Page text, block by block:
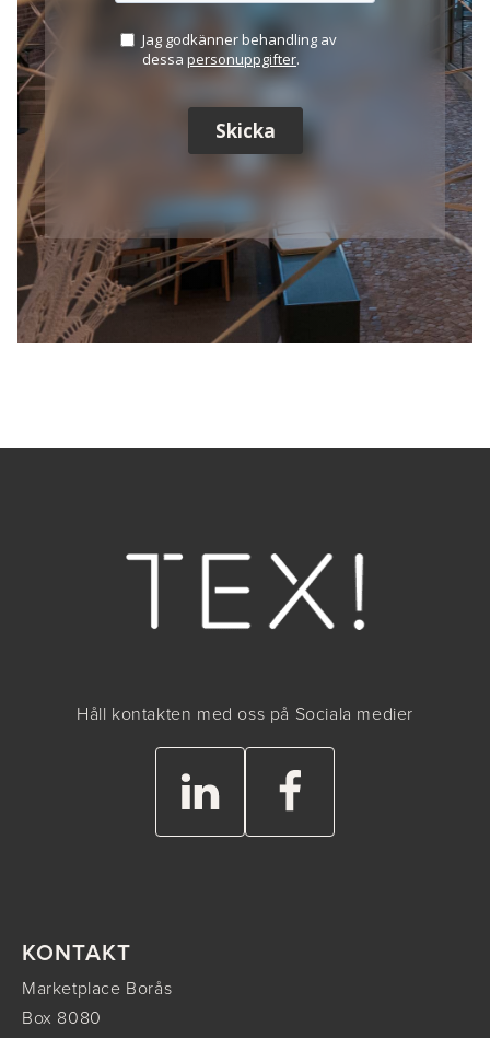
Håll kontakten med oss på Sociala medier
KONTAKT
Marketplace Borås
Box 8080